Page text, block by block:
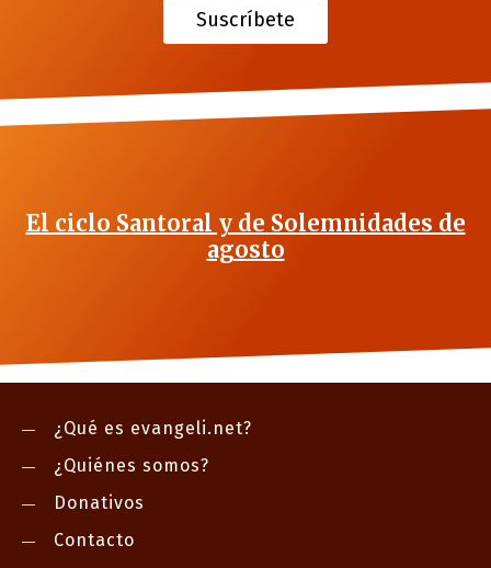
Suscríbete
El ciclo Santoral y de Solemnidades de
agosto
¿Qué es evangeli.net?
¿Quiénes somos?
Donativos
Contacto